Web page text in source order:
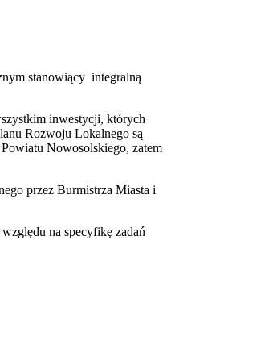
stanowiący integralną
inwestycji, których
Rozwoju Lokalnego są
Nowosolskiego, zatem
przez Burmistrza Miasta i
na specyfikę zadań